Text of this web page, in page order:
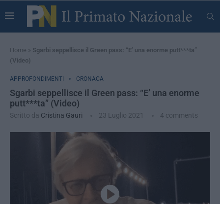
Home » Sgarbi seppellisce il Green pass: “E’ una enorme putt***ta”
(Video)
APPROFONDIMENTI CRONACA
Sgarbi seppellisce il Green pass: “E’ una enorme
putt***ta” (Video)
Scritto da Cristina Gauri 23 Luglio 2021 4 comments